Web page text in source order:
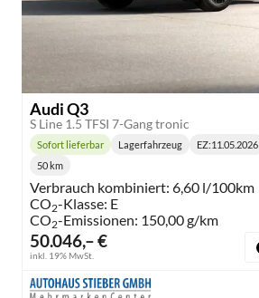
Audi Q3
S Line 1.5 TFSI 7-Gang tronic
50.046,– €
inkl. 19% MwSt.
Lieferzeit:
Sofort lieferbar Lagerfahrzeug EZ:11.05.2026
50 km
Verbrauch kombiniert: 6,60 l/100km
CO2-Klasse: E
CO2-Emissionen: 150,00 g/km